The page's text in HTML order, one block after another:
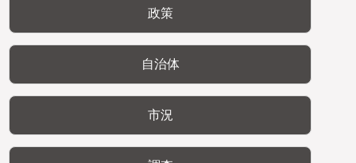
政策
自治体
市況